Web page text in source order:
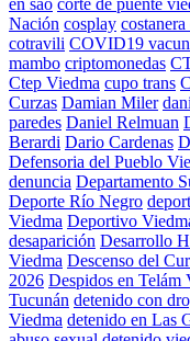
en sao corte de puente
Nación cosplay
cotravili COVID19
mambo criptomonedas
Ctep Viedma cupo trans
Curzas Damian Miler
paredes Daniel Relmuan
Berardi Dario Cardenas
Defensoria del Pueblo
denuncia Departamento
Deporte Río Negro
Viedma Deportivo
desaparición Desarrollo
Viedma Descenso del
2026 Despidos en Telám
Tucunán detenido con
Viedma detenido en Las